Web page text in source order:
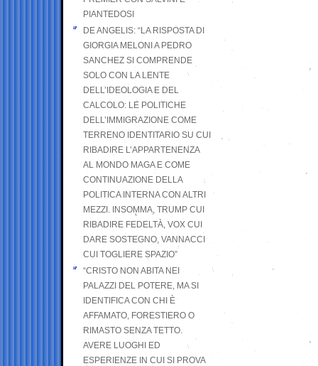
PIANTEDOSI
DE ANGELIS: “LA RISPOSTA DI
GIORGIA MELONI A PEDRO
SANCHEZ SI COMPRENDE
SOLO CON LA LENTE
DELL’IDEOLOGIA E DEL
CALCOLO: LE POLITICHE
DELL’IMMIGRAZIONE COME
TERRENO IDENTITARIO SU CUI
RIBADIRE L’APPARTENENZA
AL MONDO MAGA E COME
CONTINUAZIONE DELLA
POLITICA INTERNA CON ALTRI
MEZZI. INSOMMA, TRUMP CUI
RIBADIRE FEDELTÀ, VOX CUI
DARE SOSTEGNO, VANNACCI
CUI TOGLIERE SPAZIO”
“CRISTO NON ABITA NEI
PALAZZI DEL POTERE, MA SI
IDENTIFICA CON CHI È
AFFAMATO, FORESTIERO O
RIMASTO SENZA TETTO.
AVERE LUOGHI ED
ESPERIENZE IN CUI SI PROVA